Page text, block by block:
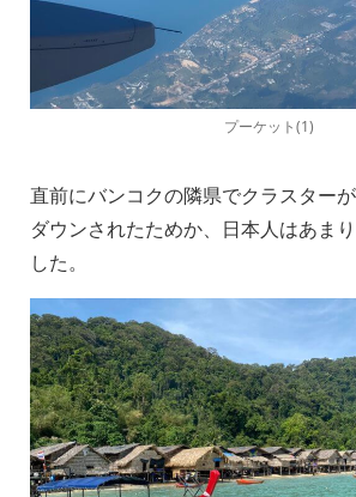
プーケット(1)
直前にバンコクの隣県でクラスター
ダウンされたためか、日本人はあま
した。